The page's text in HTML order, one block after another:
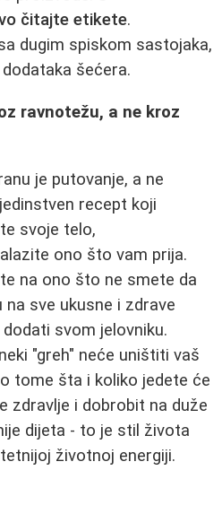
čitajte etikete.
dugim spiskom sastojaka,
šećera.
ravnotežu, a ne kroz
je putovanje, a ne
recept koji
svoje telo,
ono što vam prija.
na ono što ne smete da
sve ukusne i zdrave
svom jelovniku.
"greh" neće uništiti vaš
tome šta i koliko jedete će
zdravlje i dobrobit na duže
dijeta - to je stil života
životnoj energiji.